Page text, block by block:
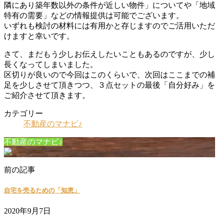
隣にあり築年数以外の条件が近しい物件」についてや「地域
特有の需要」などの情報提供は可能でございます。
いずれも検討の材料には有用かと存じますのでご活用いただ
けますと幸いです。
さて、まだもう少しお伝えしたいこともあるのですが、少し
長くなってしまいました。
区切りが良いので今回はこのくらいで、次回はここまでの補
足を少しさせて頂きつつ、３点セットの最後「自分好み」を
ご紹介させて頂きます。
カテゴリー
不動産のマナビ♪
不動産のマナビ♪
前の記事
自宅を売るための「知恵」
2020年9月7日